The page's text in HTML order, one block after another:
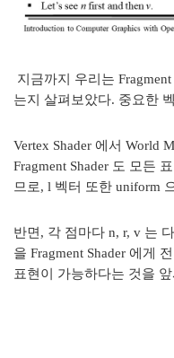
지금까지 우리는
는지 살펴보았다. 중요한
Vertex Shader 에서 World
Fragment Shader 도 모든
므로, l 벡터 또한 uniform
반면, 각 점마다 n, r, v 는
을 Fragment Shader 에게
표현이 가능하다는 것을